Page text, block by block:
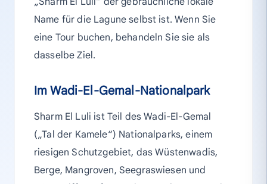
Name für die Lagune selbst ist. Wenn Sie
eine Tour buchen, behandeln Sie sie als
dasselbe Ziel.
Im Wadi-El-Gemal-Nationalpark
Sharm El Luli ist Teil des Wadi-El-Gemal
(„Tal der Kamele“) Nationalparks, einem
riesigen Schutzgebiet, das Wüstenwadis,
Berge, Mangroven, Seegraswiesen und